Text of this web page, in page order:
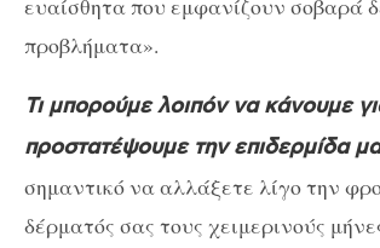
προβλήματα».
Τι μπορούμε λοιπόν να κάνουμε
προστατέψουμε την επιδερμίδα
σημαντικό να αλλάξετε λίγο την
δέρματός σας τους χειμερινούς